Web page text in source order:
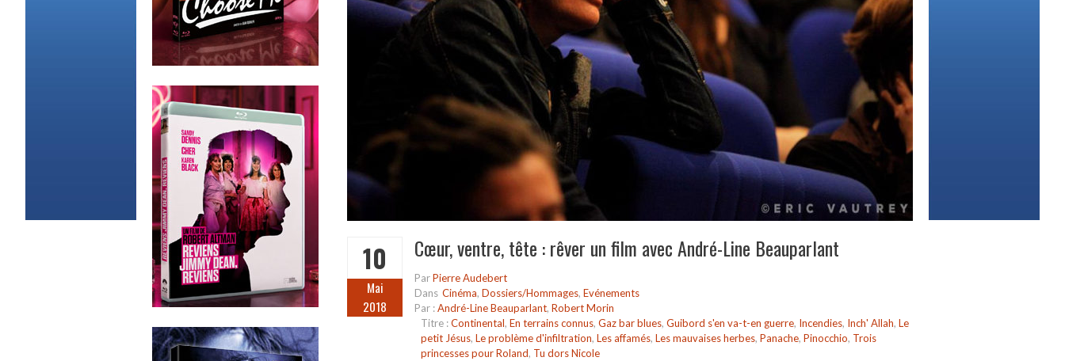
10
Mai
2018
Cœur, ventre, tête : rêver un film avec André-Line Beauparlant
ParPierre Audebert
Dans Cinéma, Dossiers/Hommages, Evénements
Par :André-Line Beauparlant, Robert Morin
Titre :Continental, En terrains connus, Gaz bar blues, Guibord s'en va-t-en guerre, Incendies, Inch' Allah, Le
petit Jésus, Le problème d'infiltration, Les affamés, Les mauvaises herbes, Panache, Pinocchio, Trois
princesses pour Roland, Tu dors Nicole